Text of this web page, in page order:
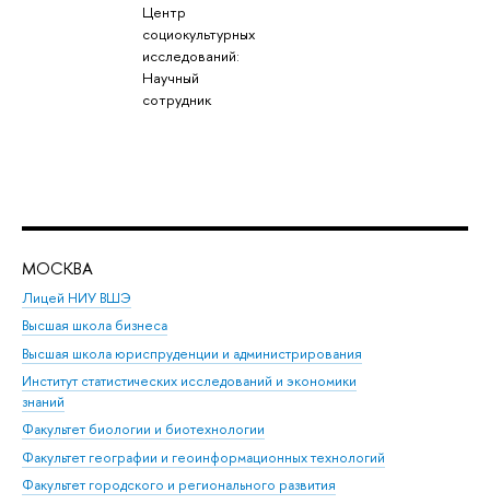
Центр
социокультурных
исследований:
Научный
сотрудник
МОСКВА
Лицей НИУ ВШЭ
Высшая школа бизнеса
Высшая школа юриспруденции и администрирования
Институт статистических исследований и экономики
знаний
Факультет биологии и биотехнологии
Факультет географии и геоинформационных технологий
Факультет городского и регионального развития